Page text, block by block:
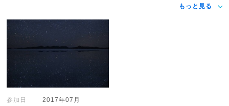
もっと見る
参加日
2017年07月